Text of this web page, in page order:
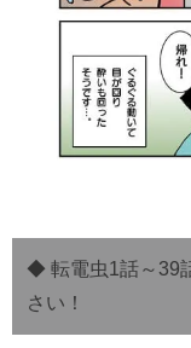
◆ 転電虫1話～39
さい！